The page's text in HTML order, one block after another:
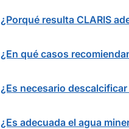
¿Porqué resulta CLARIS
¿En qué casos
¿Es necesario
¿Es adecuada el agua